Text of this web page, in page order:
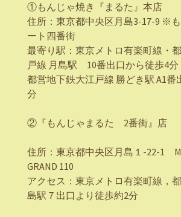
①もんじゃ焼き『まるた』本店
住所：東京都中央区月島3-17-9 ※
ート四番街
最寄り駅：東京メトロ有楽町線・
戸線 月島駅 10番出口から徒歩4分
都営地下鉄大江戸線 勝どき駅 A1番
分
②『もんじゃまるた 2番街』店
住所：東京都中央区月島１-22-1
GRAND 110
アクセス：東京メトロ有楽町線，
島駅７出口より徒歩約2分